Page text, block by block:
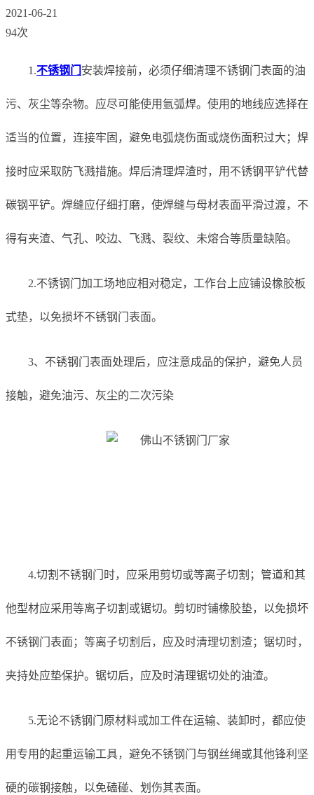
2021-06-21
94次
1.不锈钢门 安装焊接前，必须仔细清理不锈钢门表面的油
污、灰尘等杂物。应尽可能使用氩弧焊。使用的地线应选择在
适当的位置，连接牢固，避免电弧烧伤面或烧伤面积过大；焊
接时应采取防飞溅措施。焊后清理焊渣时，用不锈钢平铲代替
碳钢平铲。焊缝应仔细打磨，使焊缝与母材表面平滑过渡，不
得有夹渣、气孔、咬边、飞溅、裂纹、未熔合等质量缺陷。
2.不锈钢门加工场地应相对稳定，工作台上应铺设橡胶板
式垫，以免损坏不锈钢门表面。
3、不锈钢门表面处理后，应注意成品的保护，避免人员
接触，避免油污、灰尘的二次污染
4.切割不锈钢门时，应采用剪切或等离子切割；管道和其
他型材应采用等离子切割或锯切。剪切时铺橡胶垫，以免损坏
不锈钢门表面；等离子切割后，应及时清理切割渣；锯切时，
夹持处应垫保护。锯切后，应及时清理锯切处的油渣。
5.无论不锈钢门原材料或加工件在运输、装卸时，都应使
用专用的起重运输工具，避免不锈钢门与钢丝绳或其他锋利坚
硬的碳钢接触，以免磕碰、划伤其表面。